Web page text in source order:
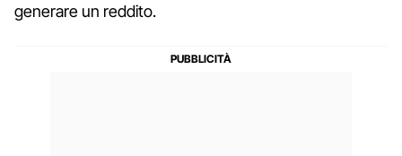
generare un reddito.